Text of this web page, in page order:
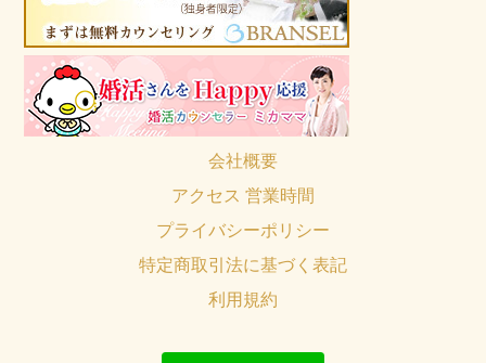
会社概要
アクセス 営業時間
プライバシーポリシー
特定商取引法に基づく表記
利用規約